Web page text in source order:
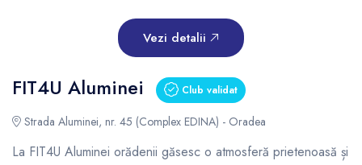
Vezi detalii
FIT4U Aluminei Club validat
Strada Aluminei, nr. 45 (Complex EDINA) - Oradea
La FIT4U Aluminei orădenii găsesc o atmosferă prietenoasă și